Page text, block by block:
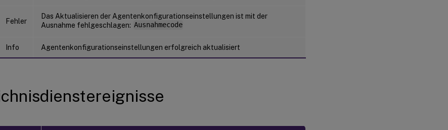
Fehler
Das Aktualisieren der Agentenkonfigurationseinstellungen ist mit der
Ausnahme fehlgeschlagen: Ausnahmecode
Info Agentenkonfigurationseinstellungen erfolgreich aktualisiert